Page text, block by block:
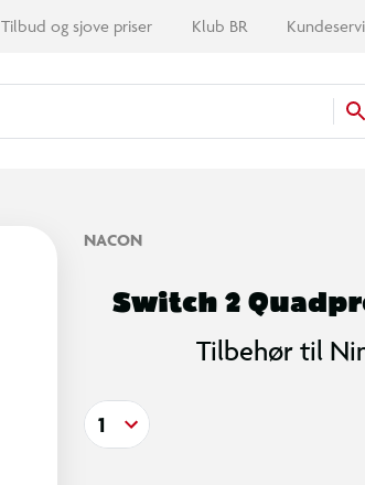
Tilbud og sjove priser Klub BR
NACON
Switch 2
Tilbehør til
1